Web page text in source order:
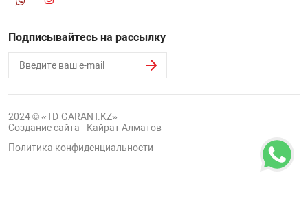
Подписывайтесь на рассылку
2024 © «TD-GARANT.KZ»
Создание сайта - Кайрат Алматов
Политика конфиденциальности